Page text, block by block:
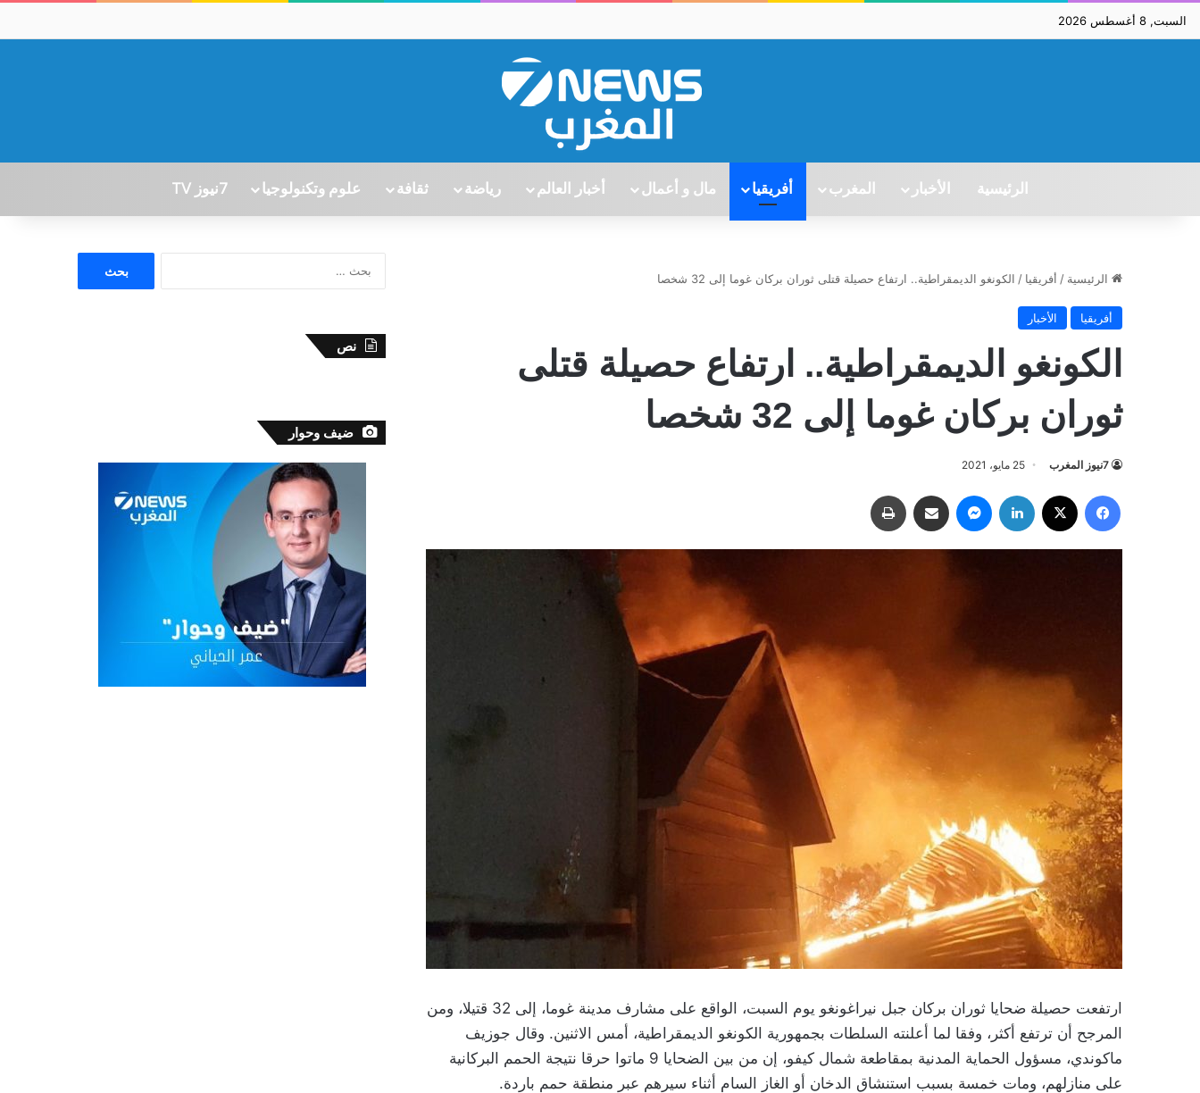
السبت, 8 أغسطس 2026
الرئيسية الأخبار المغرب أفريقيا مال و أعمال أخبار العالم رياضة ثقافة علوم وتكنولوجيا 7نيوز TV
الرئيسية / أفريقيا / الكونغو الديمقراطية.. ارتفاع حصيلة قتلى ثوران بركان غوما إلى 32 شخصا
أفريقيا الأخبار
الكونغو الديمقراطية.. ارتفاع حصيلة قتلى
ثوران بركان غوما إلى 32 شخصا
7نيوز المغرب 25 مايو، 2021
ارتفعت حصيلة ضحايا ثوران بركان جبل نيراغونغو يوم السبت، الواقع على مشارف مدينة غوما، إلى 32 قتيلا، ومن
المرجح أن ترتفع أكثر، وفقا لما أعلنته السلطات بجمهورية الكونغو الديمقراطية، أمس الاثنين. وقال جوزيف
ماكوندي، مسؤول الحماية المدنية بمقاطعة شمال كيفو، إن من بين الضحايا 9 ماتوا حرقا نتيجة الحمم البركانية
على منازلهم، ومات خمسة بسبب استنشاق الدخان أو الغاز السام أثناء سيرهم عبر منطقة حمم باردة.
نص
ضيف وحوار